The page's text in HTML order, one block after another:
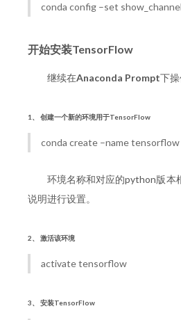
conda config –set
开始安装TensorFlow
继续在Anaconda Prompt下操
1、 创建一个新的环境用于TensorFlow
conda create –name
环境名称和对应的python版本
说明进行设置。
2、 激活该环境
activate tensorflow
3、 安装TensorFlow